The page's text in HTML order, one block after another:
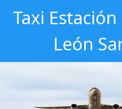
Taxi
León